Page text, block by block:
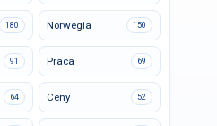
180 Norwegia 150
91 Praca 69
64 Ceny 52